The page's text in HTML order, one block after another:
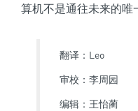
算机不是通往未来的唯
翻译：Leo
审校：李周园
编辑：王怡蔺